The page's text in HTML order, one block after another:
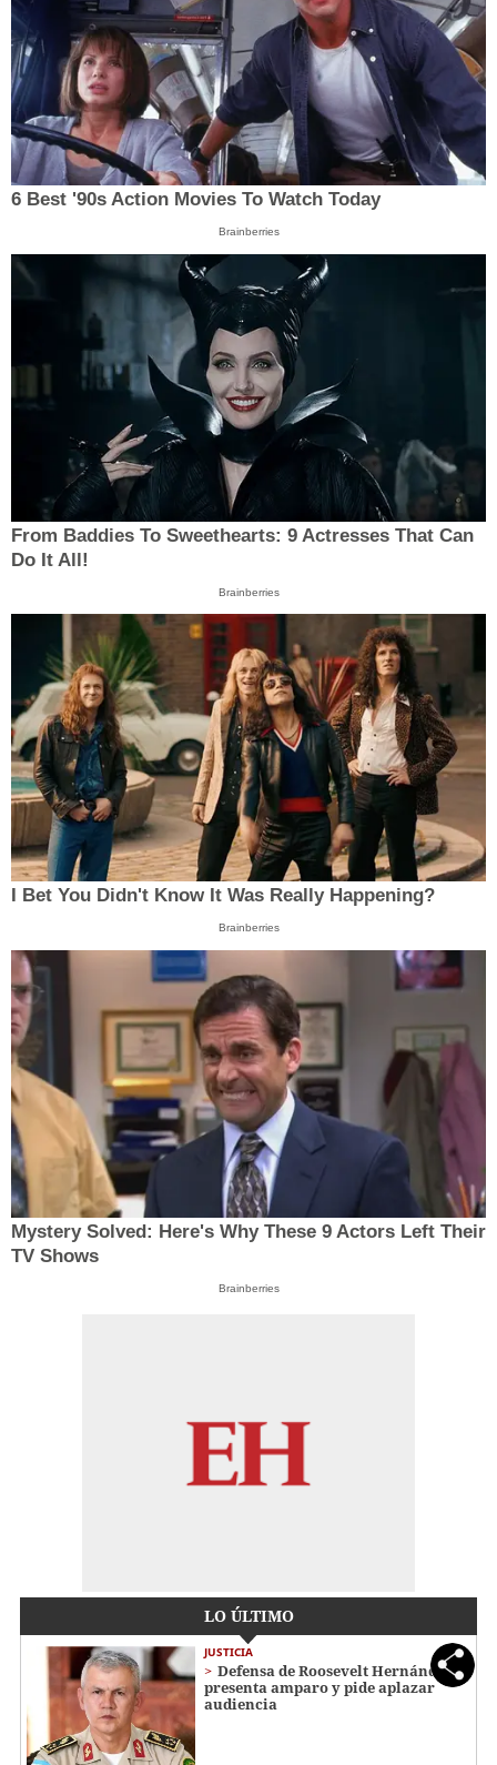
6 Best '90s Action Movies To Watch Today
Brainberries
From Baddies To Sweethearts: 9 Actresses That Can
Do It All!
Brainberries
I Bet You Didn't Know It Was Really Happening?
Brainberries
Mystery Solved: Here's Why These 9 Actors Left Their
TV Shows
Brainberries
LO ÚLTIMO
JUSTICIA
Defensa de Roosevelt Hernández
presenta amparo y pide aplazar
audiencia